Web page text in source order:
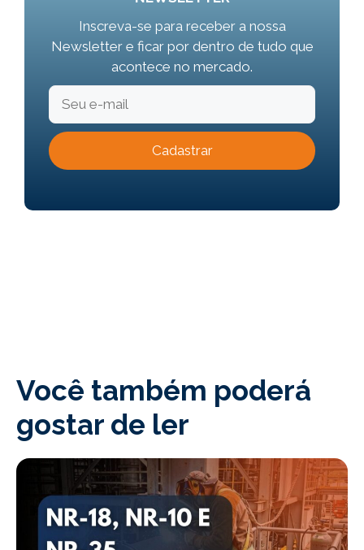
Inscreva-se para receber a nossa
Newsletter e ficar por dentro de tudo que
acontece no mercado.
Você também poderá
gostar de ler